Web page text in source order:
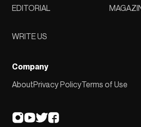
EDITORIAL
WRITE US
Company
AboutPrivacy PolicyTerms of Use